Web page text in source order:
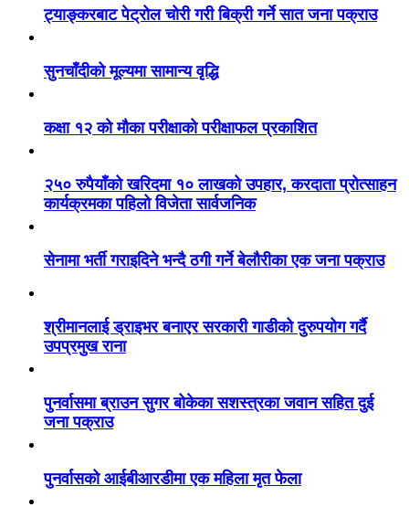
ट्याङ्करबाट पेट्रोल चोरी गरी बिक्री गर्ने सात जना पक्राउ
सुनचाँदीको मूल्यमा सामान्य वृद्धि
कक्षा १२ को मौका परीक्षाको परीक्षाफल प्रकाशित
२५० रुपैयाँको खरिदमा १० लाखको उपहार, करदाता प्रोत्साहन
कार्यक्रमका पहिलो विजेता सार्वजनिक
सेनामा भर्ती गराइदिने भन्दै ठगी गर्ने बेलौरीका एक जना पक्राउ
श्रीमानलाई ड्राइभर बनाएर सरकारी गाडीको दुरुपयोग गर्दै
उपप्रमुख राना
पुनर्वासमा ब्राउन सुगर बोकेका सशस्त्रका जवान सहित दुई
जना पक्राउ
पुनर्वासको आईबीआरडीमा एक महिला मृत फेला